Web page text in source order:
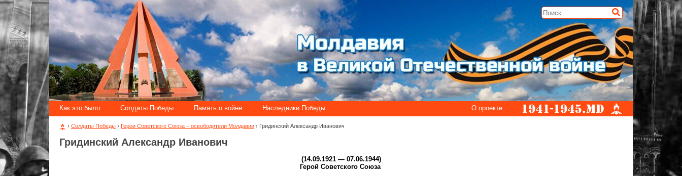
О проекте
Как это было Солдаты Победы Память о войне Наследники Победы
› Солдаты Победы › Герои Советского Союза – освободители Молдавии › Гридинский Александр Иванович
Гридинский Александр Иванович
(14.09.1921 — 07.06.1944)
Герой Советского Союза